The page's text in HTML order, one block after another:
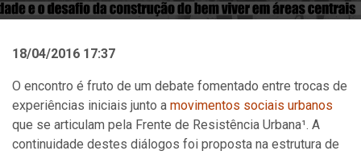
18/04/2016 17:37
O encontro é fruto de um debate fomentado entre trocas de
experiências iniciais junto a movimentos sociais urbanos
que se articulam pela Frente de Resistência Urbana¹. A
continuidade destes diálogos foi proposta na estrutura de